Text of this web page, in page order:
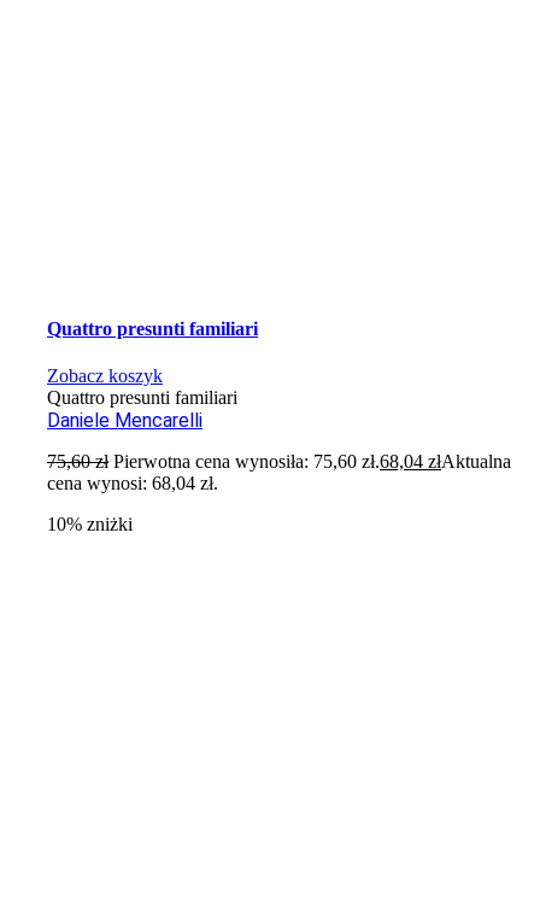
Quattro presunti familiari
Zobacz koszyk
Quattro presunti familiari
Daniele Mencarelli
75,60zł Pierwotna cena wynosiła: 75,60 zł.68,04złAktualna
cena wynosi: 68,04 zł.
10% zniżki